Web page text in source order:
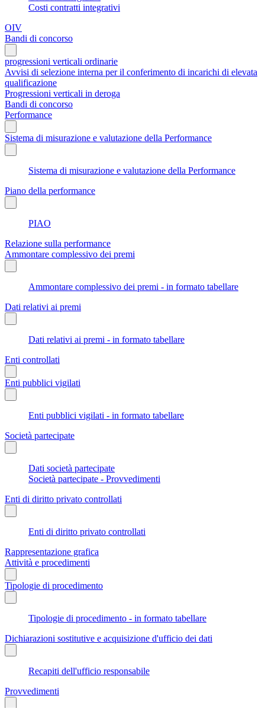
Costi contratti integrativi
OIV
Bandi di concorso
progressioni verticali ordinarie
Avvisi di selezione interna per il conferimento di incarichi di elevata
qualificazione
Progressioni verticali in deroga
Bandi di concorso
Performance
Sistema di misurazione e valutazione della Performance
Sistema di misurazione e valutazione della Performance
Piano della performance
PIAO
Relazione sulla performance
Ammontare complessivo dei premi
Ammontare complessivo dei premi - in formato tabellare
Dati relativi ai premi
Dati relativi ai premi - in formato tabellare
Enti controllati
Enti pubblici vigilati
Enti pubblici vigilati - in formato tabellare
Società partecipate
Dati società partecipate
Società partecipate - Provvedimenti
Enti di diritto privato controllati
Enti di diritto privato controllati
Rappresentazione grafica
Attività e procedimenti
Tipologie di procedimento
Tipologie di procedimento - in formato tabellare
Dichiarazioni sostitutive e acquisizione d'ufficio dei dati
Recapiti dell'ufficio responsabile
Provvedimenti